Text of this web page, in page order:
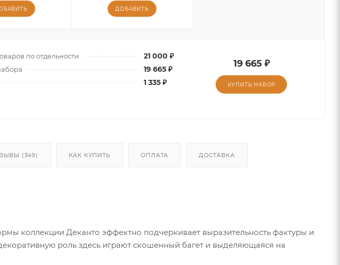
ДОБАВИТЬ
по отдельности 21 000 ₽
19 665 ₽
1 335 ₽
19 665 ₽
КУПИТЬ НАБОР
(349) КАК КУПИТЬ ОПЛАТА ДОСТАВКА
коллекции Деканто эффектно подчеркивает выразительность фактуры и
роль здесь играют скошенный багет и выделяющаяся на